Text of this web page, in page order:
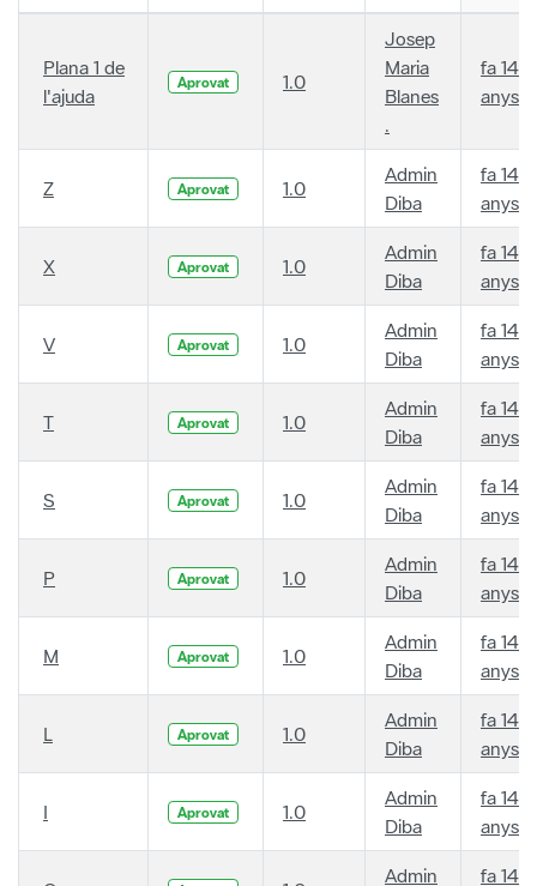
Plana 1 de
l'ajuda
Aprovat 1.0
Josep
Maria
Blanes
.
fa 14
anys
Z Aprovat 1.0
Admin
Diba
fa 14
anys
X Aprovat 1.0
Admin
Diba
fa 14
anys
V Aprovat 1.0
Admin
Diba
fa 14
anys
T Aprovat 1.0
Admin
Diba
fa 14
anys
S Aprovat 1.0
Admin
Diba
fa 14
anys
P Aprovat 1.0
Admin
Diba
fa 14
anys
M Aprovat 1.0
Admin
Diba
fa 14
anys
L Aprovat 1.0
Admin
Diba
fa 14
anys
I Aprovat 1.0
Admin
Diba
fa 14
anys
Admin
fa 14